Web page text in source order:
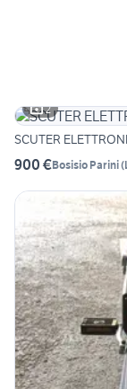
2
SCUTER
900 €Bosisio Parini(